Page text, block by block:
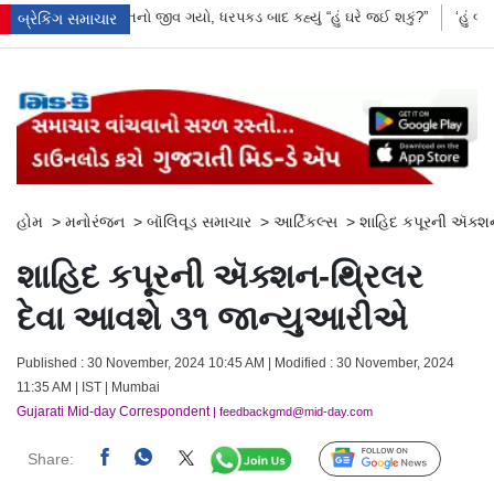
બ્રેકિંગ સમાચાર
કહ્યું “હું ઘરે જઈ શકું?” ‘હું બાબા બાગેશ્વર નથી...’: IIT દિલ્હીમાં વિદ્યાર્થીઓ
હોમ > મનોરંજન > બૉલિવૂડ સમાચાર > આર્ટિકલ્સ > શાહિદ કપૂરની
શાહિદ કપૂરની ઍક્શન-થ્રિલર
દેવા આવશે ૩૧ જાન્યુઆરીએ
Published : 30 November, 2024 10:45 AM | Modified : 30 November, 2024
11:35 AM | IST | Mumbai
Gujarati Mid-day Correspondent| feedbackgmd@mid-day.com
Share: Follow Us